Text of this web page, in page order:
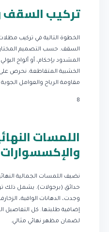
تركيب السقف
الخطوة التالية في تركيب
المشدود بإحكام، أو ألواح
الخشبية المتقاطعة. نحرص
مقاومة الرياح والعوامل الجوية
8
اللمسات
والإكسسوارات
نضيف اللمسات الجمالية
حدائق (برجولات). يشمل ذلك
وجدت، الدهانات الواقية،
إضافية طلبتها. كل التفاصيل
لضمان مظهر نهائي مثالي.